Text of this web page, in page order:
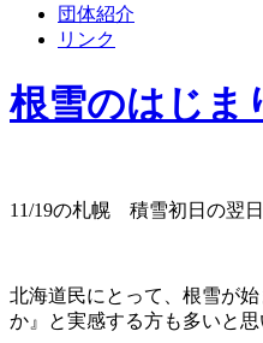
団体紹介
リンク
根雪のはじま
11/19の札幌 積雪初日の翌
北海道民にとって、根雪が
か』と実感する方も多いと思